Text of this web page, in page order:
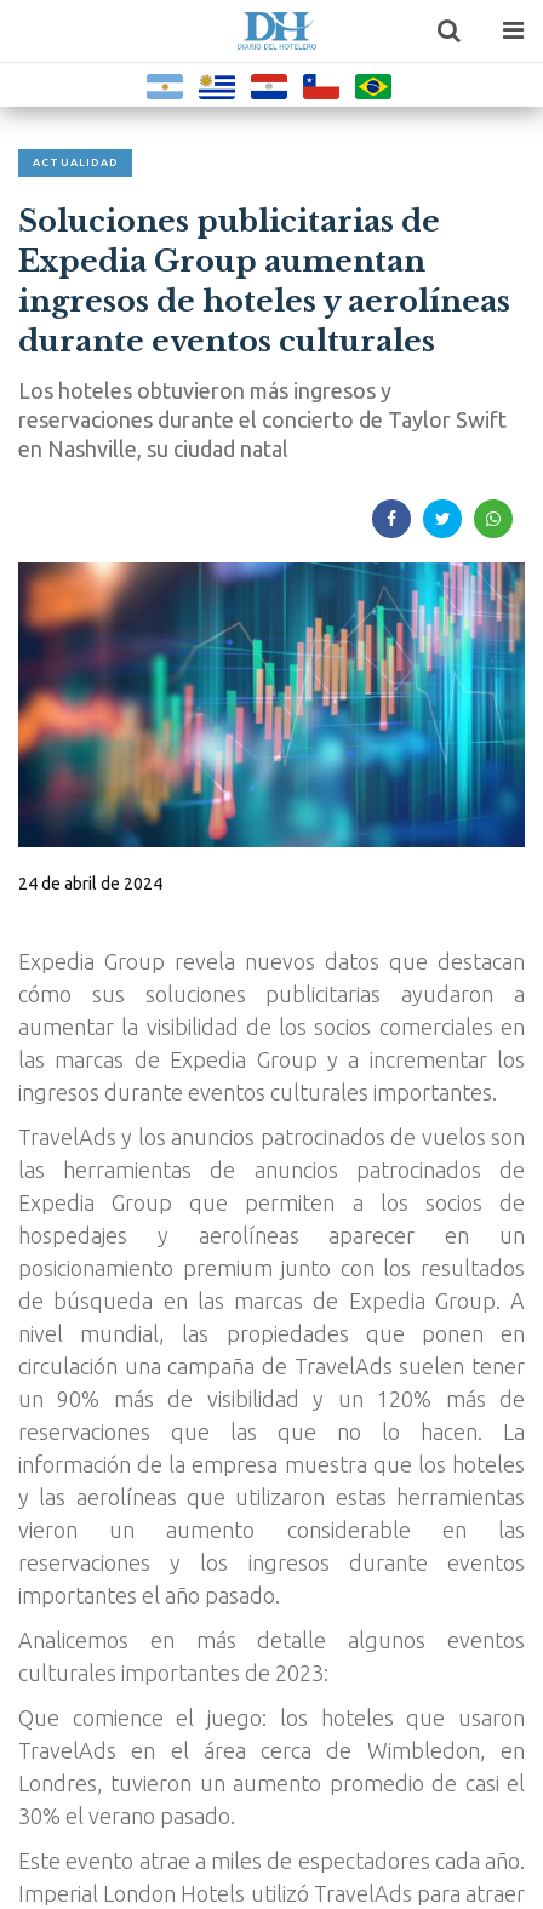
ACTUALIDAD
Soluciones publicitarias de
Expedia Group aumentan
ingresos de hoteles y aerolíneas
durante eventos culturales
Los hoteles obtuvieron más ingresos y
reservaciones durante el concierto de Taylor Swift
en Nashville, su ciudad natal
24 de abril de 2024
Expedia Group revela nuevos datos que destacan
cómo sus soluciones publicitarias ayudaron a
aumentar la visibilidad de los socios comerciales en
las marcas de Expedia Group y a incrementar los
ingresos durante eventos culturales importantes.
TravelAds y los anuncios patrocinados de vuelos son
las herramientas de anuncios patrocinados de
Expedia Group que permiten a los socios de
hospedajes y aerolíneas aparecer en un
posicionamiento premium junto con los resultados
de búsqueda en las marcas de Expedia Group. A
nivel mundial, las propiedades que ponen en
circulación una campaña de TravelAds suelen tener
un 90% más de visibilidad y un 120% más de
reservaciones que las que no lo hacen. La
información de la empresa muestra que los hoteles
y las aerolíneas que utilizaron estas herramientas
vieron un aumento considerable en las
reservaciones y los ingresos durante eventos
importantes el año pasado.
Analicemos en más detalle algunos eventos
culturales importantes de 2023:
Que comience el juego: los hoteles que usaron
TravelAds en el área cerca de Wimbledon, en
Londres, tuvieron un aumento promedio de casi el
30% el verano pasado.
Este evento atrae a miles de espectadores cada año.
Imperial London Hotels utilizó TravelAds para atraer